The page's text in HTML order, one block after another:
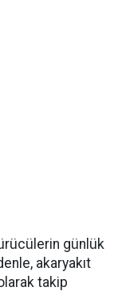
günlük
akaryakıt
takip